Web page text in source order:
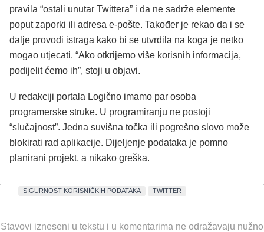
pravila “ostali unutar Twittera” i da ne sadrže elemente
poput zaporki ili adresa e-pošte. Također je rekao da i se
dalje provodi istraga kako bi se utvrdila na koga je netko
mogao utjecati. “Ako otkrijemo više korisnih informacija,
podijelit ćemo ih”, stoji u objavi.
U redakciji portala Logično imamo par osoba
programerske struke. U programiranju ne postoji
“slučajnost”. Jedna suvišna točka ili pogrešno slovo može
blokirati rad aplikacije. Dijeljenje podataka je pomno
planirani projekt, a nikako greška.
SIGURNOST KORISNIČKIH PODATAKA TWITTER
Stavovi izneseni u tekstu i u komentarima ne odražavaju nužno